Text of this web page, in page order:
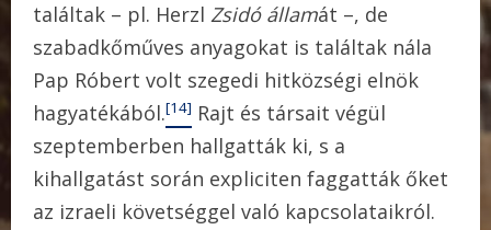
találtak – pl. Herzl Zsidó államát –, de
szabadkőműves anyagokat is találtak nála
Pap Róbert volt szegedi hitközségi elnök
hagyatékából.[14] Rajt és társait végül
szeptemberben hallgatták ki, s a
kihallgatást során expliciten faggatták őket
az izraeli követséggel való kapcsolataikról.